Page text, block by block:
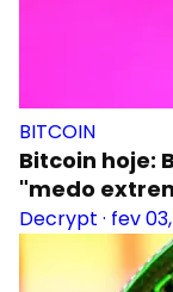
BITCOIN
Bitcoin hoje:
"medo
Decrypt · fev